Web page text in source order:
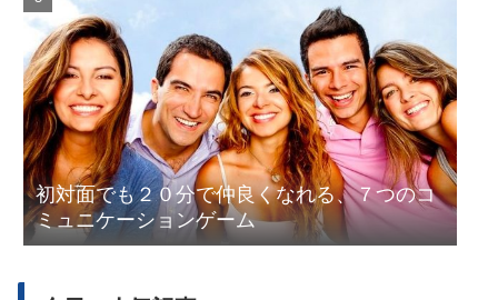
初対面でも２０分で仲良くなれる、７つのコ
ミュニケーションゲーム